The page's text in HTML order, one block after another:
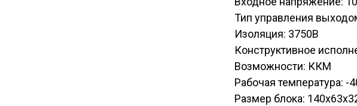
Тип управления
Изоляция: 3750В
Конструктивное
Возможности: ККМ
Рабочая температура: -
Размер блока: